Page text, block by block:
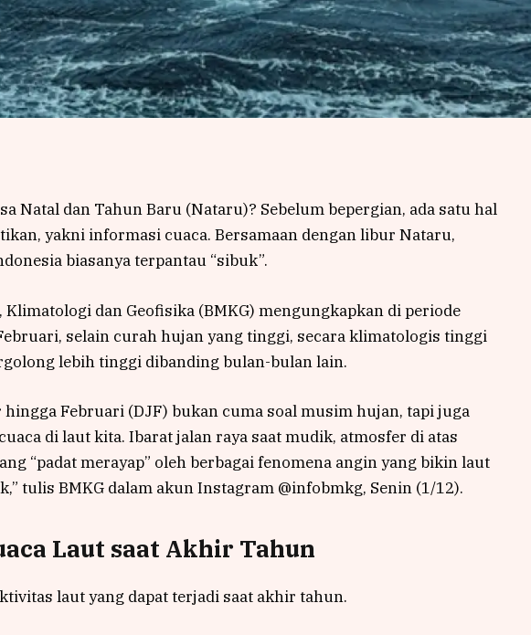
Natal dan Tahun Baru (Nataru)? Sebelum bepergian, ada satu hal
yakni informasi cuaca. Bersamaan dengan libur Nataru,
biasanya terpantau “sibuk”.
Klimatologi dan Geofisika (BMKG) mengungkapkan di periode
selain curah hujan yang tinggi, secara klimatologis tinggi
lebih tinggi dibanding bulan-bulan lain.
hingga Februari (DJF) bukan cuma soal musim hujan, tapi juga
di laut kita. Ibarat jalan raya saat mudik, atmosfer di atas
“padat merayap” oleh berbagai fenomena angin yang bikin laut
tulis BMKG dalam akun Instagram @infobmkg, Senin (1/12).
Laut saat Akhir Tahun
laut yang dapat terjadi saat akhir tahun.